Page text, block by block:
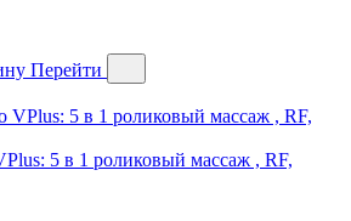
Перейти
5 в 1 роликовый массаж , RF,